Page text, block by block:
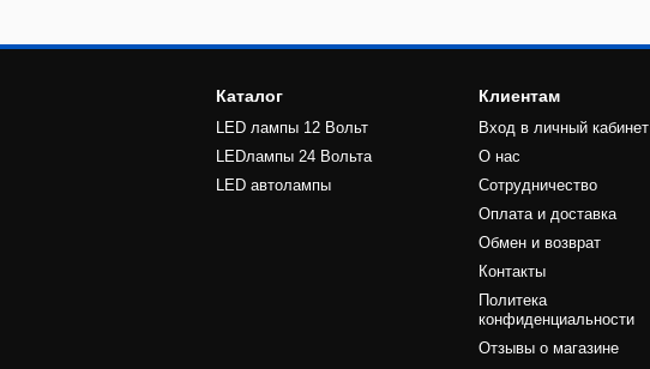
Каталог
LED лампы 12 Вольт
LEDлампы 24 Вольта
LED автолампы
Клиентам
Вход в личный кабинет
О нас
Сотрудничество
Оплата и доставка
Обмен и возврат
Контакты
Политека
конфиденциальности
Отзывы о магазине